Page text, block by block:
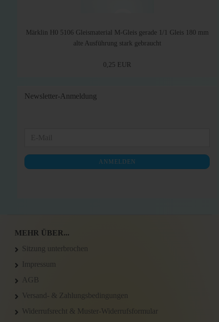
Märklin H0 5106 Gleismaterial M-Gleis gerade 1/1 Gleis 180 mm
alte Ausführung stark gebraucht
0,25 EUR
Newsletter-Anmeldung
NEWSLETTER-
ANMELDUNG
ANMELDEN
MEHR ÜBER...
Sitzung unterbrochen
Impressum
AGB
Versand- & Zahlungsbedingungen
Widerrufsrecht & Muster-Widerrufsformular